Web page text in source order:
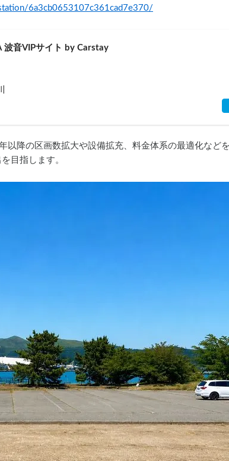
6a3cb0653107c361cad7e370/
波音VIPサイト by Carstay
降の区画数拡大や設備拡充、料金体系の最適化など
目指します。